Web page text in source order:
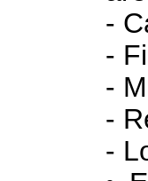
-
-
-
-
-